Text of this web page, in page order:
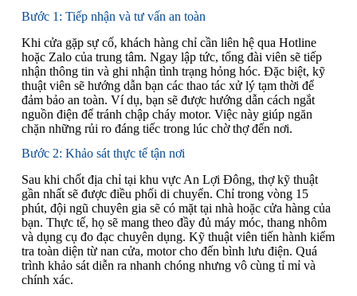
Bước 1: Tiếp nhận và tư vấn an toàn
Khi cửa gặp sự cố, khách hàng chỉ cần liên hệ qua Hotline
hoặc Zalo của trung tâm. Ngay lập tức, tổng đài viên sẽ tiếp
nhận thông tin và ghi nhận tình trạng hỏng hóc. Đặc biệt, kỹ
thuật viên sẽ hướng dẫn bạn các thao tác xử lý tạm thời để
đảm bảo an toàn. Ví dụ, bạn sẽ được hướng dẫn cách ngắt
nguồn điện để tránh chập cháy motor. Việc này giúp ngăn
chặn những rủi ro đáng tiếc trong lúc chờ thợ đến nơi.
Bước 2: Khảo sát thực tế tận nơi
Sau khi chốt địa chỉ tại khu vực An Lợi Đông, thợ kỹ thuật
gần nhất sẽ được điều phối di chuyển. Chỉ trong vòng 15
phút, đội ngũ chuyên gia sẽ có mặt tại nhà hoặc cửa hàng của
bạn. Thực tế, họ sẽ mang theo đầy đủ máy móc, thang nhôm
và dụng cụ đo đạc chuyên dụng. Kỹ thuật viên tiến hành kiểm
tra toàn diện từ nan cửa, motor cho đến bình lưu điện. Quá
trình khảo sát diễn ra nhanh chóng nhưng vô cùng tỉ mỉ và
chính xác.